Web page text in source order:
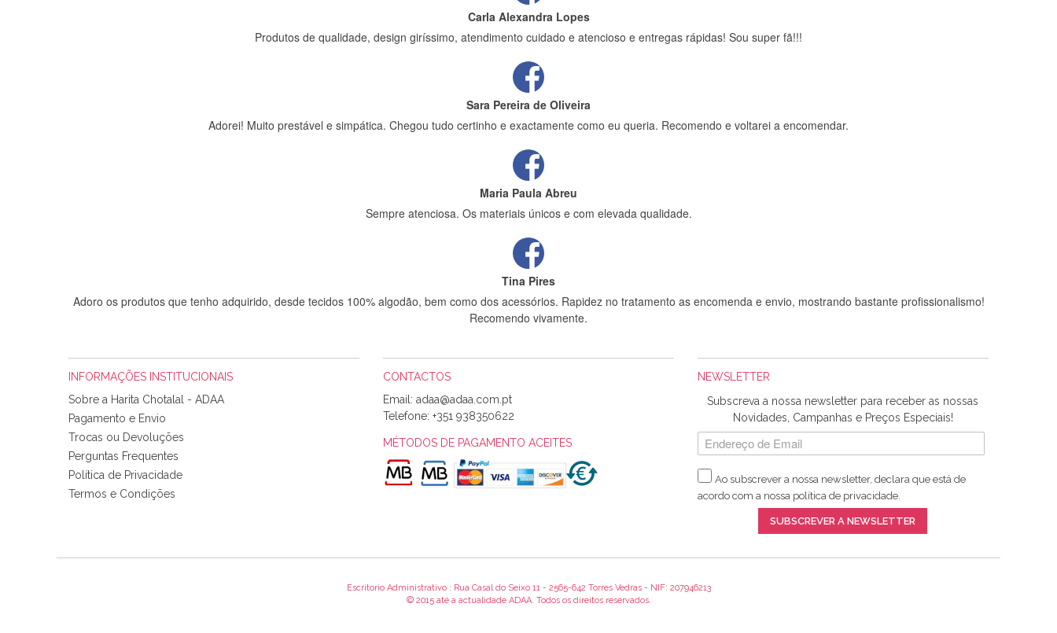
Carla Alexandra Lopes
Produtos de qualidade, design giríssimo, atendimento cuidado e atencioso e entregas rápidas! Sou super fã!!!
Sara Pereira de Oliveira
Adorei! Muito prestável e simpática. Chegou tudo certinho e exactamente como eu queria. Recomendo e voltarei a encomendar.
Maria Paula Abreu
Sempre atenciosa. Os materiais únicos e com elevada qualidade.
Tina Pires
Adoro os produtos que tenho adquirido, desde tecidos 100% algodão, bem como dos acessórios. Rapidez no tratamento as encomenda e envio, mostrando bastante profissionalismo!
Recomendo vivamente.
Sílvia Maria Bernardino Mestre
Informo que recebi hoje a encomenda, gostei muito dos tecidos.
Rosa Medeiros
Tudo chegou em condições, pois os produtos vieram muito bem acondicionados. Estou plenamente satisfeita com os produtos adquiridos. Relativamente à bolsa, tem um tecido com um
padrão e cores muito bonitas e a execução está perfeitíssima. Futuramente penso voltar a comprar na vossa loja, têm excelentes artigos a um preço muito justo. A expedição da
Alexandra Morais
INFORMAÇÕES INSTITUCIONAIS
Sobre a Harita Chotalal - ADAA
Pagamento e Envio
Trocas ou Devoluções
Perguntas Frequentes
Política de Privacidade
Termos e Condições
CONTACTOS
Email:
Telefone: +351 938350622
MÉTODOS DE PAGAMENTO ACEITES
NEWSLETTER
Subscreva a nossa newsletter para receber as nossas
Novidades, Campanhas e Preços Especiais!
Ao subscrever a nossa newsletter, declara que está de
acordo com a nossa política de privacidade.
SUBSCREVER A NEWSLETTER
Escritorio Administrativo : Rua Casal do Seixo 11 - 2565-642 Torres Vedras - NIF: 207946213
© 2015 até a actualidade ADAA. Todos os direitos reservados.